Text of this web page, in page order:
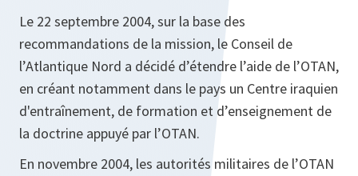
Le 22 septembre 2004, sur la base des
recommandations de la mission, le Conseil de
l’Atlantique Nord a décidé d’étendre l’aide de l’OTAN,
en créant notamment dans le pays un Centre iraquien
d'entraînement, de formation et d’enseignement de
la doctrine appuyé par l’OTAN.
En novembre 2004, les autorités militaires de l’OTAN